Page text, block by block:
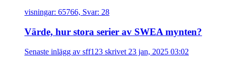
visningar: 65766, Svar: 28
Värde, hur stora serier av SWEA mynten?
Senaste inlägg av sff123 skrivet 23 jan, 2025 03:02